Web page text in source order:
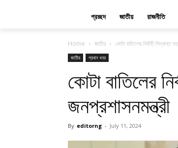
প্রচ্ছদ জাতীয় রাজনীতি
Home জাতীয় কোটা বাতিলের নির্বাহী সিদ্ধান্ত
জাতীয় প্রধান খবর
কোটা বাতিলের
জনপ্রশাসনমন্ত্রী
By editorng - July 11, 2024